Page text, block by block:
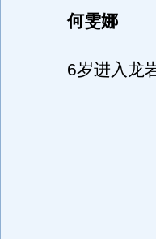
何雯娜
6岁进入龙岩